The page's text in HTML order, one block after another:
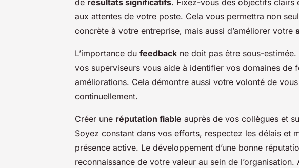
de résultats significatifs. Fixez-vous des objectifs clairs
aux attentes de votre poste. Cela vous permettra non
concrète à votre entreprise, mais aussi d’améliorer votre
L’importance du feedback ne doit pas être sous-
vos superviseurs vous aide à identifier vos domaines de
améliorations. Cela démontre aussi votre volonté de
continuellement.
Créer une réputation fiable auprès de vos collègues et
Soyez constant dans vos efforts, respectez les délais et
présence active. Le développement d’une bonne
reconnaissance de votre valeur au sein de l’organisation.